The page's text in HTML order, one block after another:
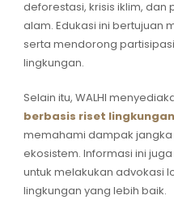
deforestasi, krisis iklim,
alam. Edukasi ini bertujuan
serta mendorong
lingkungan.
Selain itu, WALHI
berbasis riset lingkungan
memahami dampak
ekosistem. Informasi ini
untuk melakukan advokasi
lingkungan yang lebih baik.